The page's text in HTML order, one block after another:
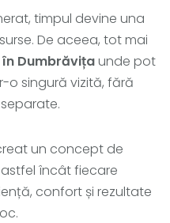
timpul devine una
De aceea, tot mai
Dumbrăvițaunde pot
o singură vizită, fără
un concept de
astfel încât fiecare
confort și rezultate